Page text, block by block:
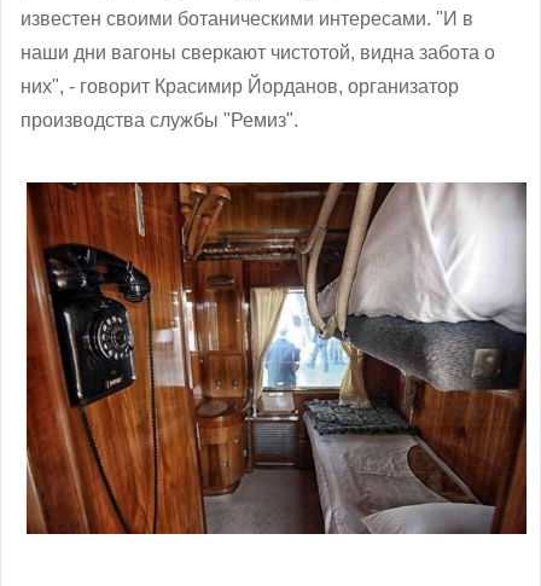
известен своими ботаническими интересами. "И в
наши дни вагоны сверкают чистотой, видна забота о
них", - говорит Красимир Йорданов, организатор
производства службы "Ремиз".